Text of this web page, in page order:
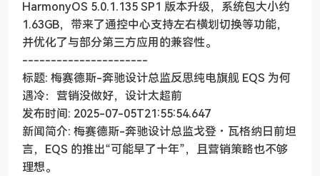
HarmonyOS 5.0.1.135 SP1 版本升级，系统包大小约
1.63GB，带来了通控中心支持左右横划切换等功能，
并优化了与部分第三方应用的兼容性。
----------------------
标题: 梅赛德斯-奔驰设计总监反思纯电旗舰 EQS 为何
遇冷：营销没做好，设计太超前
发布时间: 2025-07-05T21:55:54.647
新闻简介: 梅赛德斯-奔驰设计总监戈登・瓦格纳日前坦
言，EQS 的推出“可能早了十年”，且营销策略也不够
理想。